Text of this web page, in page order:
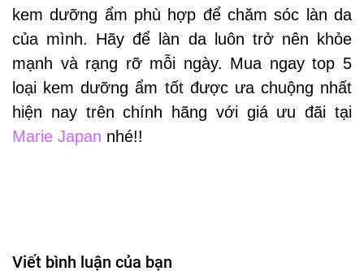
kem dưỡng ẩm phù hợp để chăm sóc làn da
của mình. Hãy để làn da luôn trở nên khỏe
mạnh và rạng rỡ mỗi ngày. Mua ngay top 5
loại kem dưỡng ẩm tốt được ưa chuộng nhất
hiện nay trên chính hãng với giá ưu đãi tại
Marie Japan nhé!!
Viết bình luận của bạn